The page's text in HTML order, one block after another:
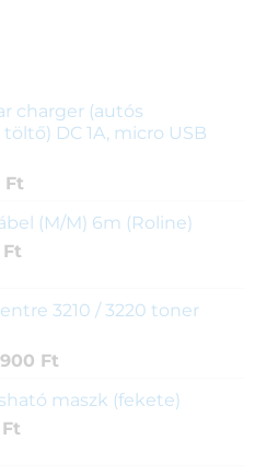
charger (autós
DC 1A, micro USB
FtCurrent
is: (M/M) 6m (Roline)
FtCurrent
950 Ft.3210 / 3220 toner
FtCurrent
is:
maszk (fekete)
FtCurrent